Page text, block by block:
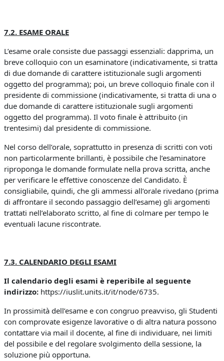
7.2. ESAME ORALE
L’esame orale consiste due passaggi essenziali: dapprima, un
breve colloquio con un esaminatore (indicativamente, si tratta
di due domande di carattere istituzionale sugli argomenti
oggetto del programma); poi, un breve colloquio finale con il
presidente di commissione (indicativamente, si tratta di una o
due domande di carattere istituzionale sugli argomenti
oggetto del programma). Il voto finale è attribuito (in
trentesimi) dal presidente di commissione.
Nel corso dell’orale, soprattutto in presenza di scritti con voti
non particolarmente brillanti, è possibile che l’esaminatore
riproponga le domande formulate nella prova scritta, anche
per verificare le effettive conoscenze del Candidato. È
consigliabile, quindi, che gli ammessi all’orale rivedano (prima
di affrontare il secondo passaggio dell’esame) gli argomenti
trattati nell’elaborato scritto, al fine di colmare per tempo le
eventuali lacune riscontrate.
7.3. CALENDARIO DEGLI ESAMI
Il calendario degli esami è reperibile al seguente
indirizzo: https://iuslit.units.it/it/node/6735.
In prossimità dell’esame e con congruo preavviso, gli Studenti
con comprovate esigenze lavorative o di altra natura possono
contattare via mail il docente, al fine di individuare, nei limiti
del possibile e del regolare svolgimento della sessione, la
soluzione più opportuna.